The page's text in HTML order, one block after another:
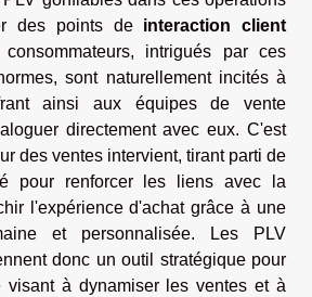
des points de interaction client
intrigués par ces
sont naturellement incités à
ainsi aux équipes de vente
directement avec eux. C'est
des ventes intervient, tirant parti de
pour renforcer les liens avec la
l'expérience d'achat grâce à une
et personnalisée. Les PLV
donc un outil stratégique pour
visant à dynamiser les ventes et à